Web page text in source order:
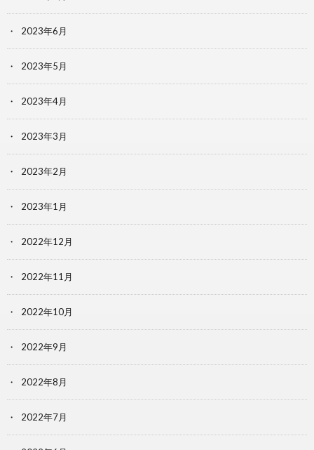
2023年6月
2023年5月
2023年4月
2023年3月
2023年2月
2023年1月
2022年12月
2022年11月
2022年10月
2022年9月
2022年8月
2022年7月